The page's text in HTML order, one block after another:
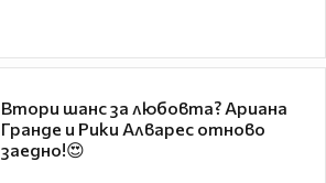
Втори шанс за любовта? Ариана
Гранде и Рики Алварес отново
заедно!😍